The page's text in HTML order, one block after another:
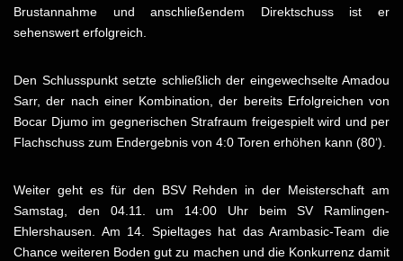
Brustannahme und anschließendem Direktschuss ist er
sehenswert erfolgreich.
Den Schlusspunkt setzte schließlich der eingewechselte Amadou
Sarr, der nach einer Kombination, der bereits Erfolgreichen von
Bocar Djumo im gegnerischen Strafraum freigespielt wird und per
Flachschuss zum Endergebnis von 4:0 Toren erhöhen kann (80‘).
Weiter geht es für den BSV Rehden in der Meisterschaft am
Samstag, den 04.11. um 14:00 Uhr beim SV Ramlingen-
Ehlershausen. Am 14. Spieltages hat das Arambasic-Team die
Chance weiteren Boden gut zu machen und die Konkurrenz damit